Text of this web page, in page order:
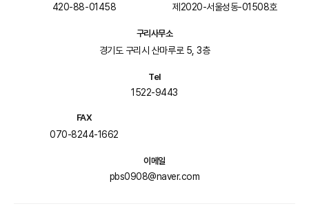
420-88-01458 제2020-서울성동-01508호
구리사무소
경기도 구리시 산마루로 5, 3층
Tel
1522-9443
FAX
070-8244-1662
이메일
pbs0908@naver.com